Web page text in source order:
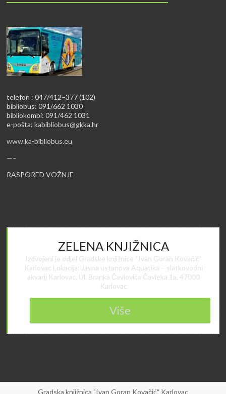
telefon : 047/412–377 (102)
bibliobus: 091/662 1030
bibliokombi: 091/462 1031
e-pošta:kabibliobus@gkka.hr
www.ka-bibliobus.eu
—–
RASPORED VOŽNJE
ZELENA KNJIŽNICA
Izdvojeni je odjel Gradske knjižnice “Ivan Goran Kovačić”
Karlovac Lokacija: Javna ustanova Aquatika – slatkovodni
akvarij Karlovac, Ul. Branka Čavlovića Čavleka 1a, 47000
Karlovac
Više
Gradska knjižnica "Ivan Goran Kovačić" Karlovac